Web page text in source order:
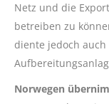
Netz und die
betreiben zu
diente jedoch
Norwegen